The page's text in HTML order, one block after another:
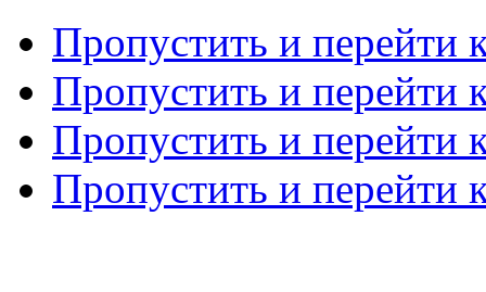
Пропустить и перейти
Пропустить и перейти
Пропустить и перейти
Пропустить и перейти